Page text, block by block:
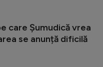
care Șumudică vrea
se anunță dificilă